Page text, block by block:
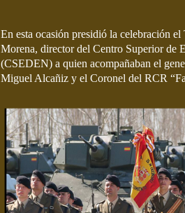
En esta ocasión presidió la celebración
Morena, director del Centro Superior de
(CSEDEN) a quien acompañaban el
Miguel Alcañiz y el Coronel del RCR